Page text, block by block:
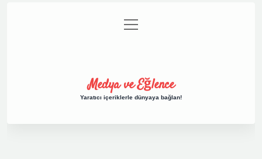
Gizlilik Politikası
menüyü
aç
Medya ve Eğlence
Yaratıcı içeriklerle dünyaya bağlan!